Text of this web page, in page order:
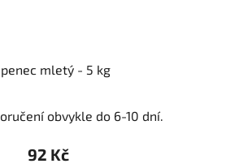
mletý - 5 kg
obvykle do 6-10 dní.
92 Kč